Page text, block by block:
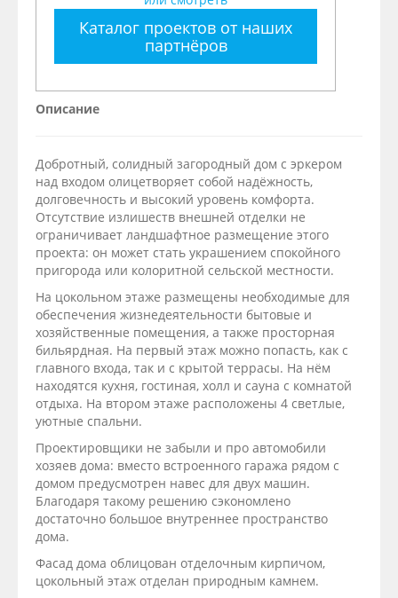
Каталог проектов от наших
партнёров
Описание
Добротный, солидный загородный дом с эркером
над входом олицетворяет собой надёжность,
долговечность и высокий уровень комфорта.
Отсутствие излишеств внешней отделки не
ограничивает ландшафтное размещение этого
проекта: он может стать украшением спокойного
пригорода или колоритной сельской местности.
На цокольном этаже размещены необходимые для
обеспечения жизнедеятельности бытовые и
хозяйственные помещения, а также просторная
бильярдная. На первый этаж можно попасть, как с
главного входа, так и с крытой террасы. На нём
находятся кухня, гостиная, холл и сауна с комнатой
отдыха. На втором этаже расположены 4 светлые,
уютные спальни.
Проектировщики не забыли и про автомобили
хозяев дома: вместо встроенного гаража рядом с
домом предусмотрен навес для двух машин.
Благодаря такому решению сэкономлено
достаточно большое внутреннее пространство
дома.
Фасад дома облицован отделочным кирпичом,
цокольный этаж отделан природным камнем.